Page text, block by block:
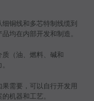
铜线和多芯特制线缆到
均在内部开发和制造。
（油、燃料、碱和
需要，可以自行开发用
机器和工艺。